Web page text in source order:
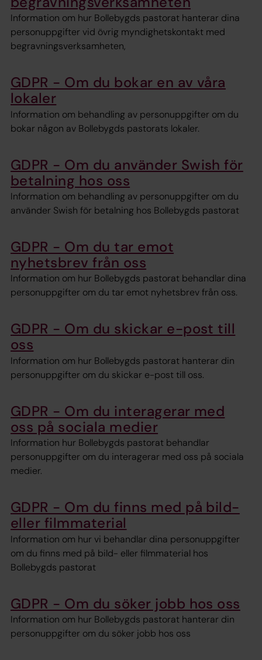
Information om hur Bollebygds pastorat hanterar dina
personuppgifter vid övrig myndighetskontakt med
begravningsverksamheten,
GDPR - Om du bokar en av våra
lokaler
Information om behandling av personuppgifter om du
bokar någon av Bollebygds pastorats lokaler.
GDPR - Om du använder Swish för
betalning hos oss
Information om behandling av personuppgifter om du
använder Swish för betalning hos Bollebygds pastorat
GDPR - Om du tar emot
nyhetsbrev från oss
Information om hur Bollebygds pastorat behandlar dina
personuppgifter om du tar emot nyhetsbrev från oss.
GDPR - Om du skickar e-post till
oss
Information om hur Bollebygds pastorat hanterar din
personuppgifter om du skickar e-post till oss.
GDPR - Om du interagerar med
oss på sociala medier
Information hur Bollebygds pastorat behandlar
personuppgifter om du interagerar med oss på sociala
medier.
GDPR - Om du finns med på bild-
eller filmmaterial
Information om hur vi behandlar dina personuppgifter
om du finns med på bild- eller filmmaterial hos
Bollebygds pastorat
GDPR - Om du söker jobb hos oss
Information om hur Bollebygds pastorat hanterar din
personuppgifter om du söker jobb hos oss